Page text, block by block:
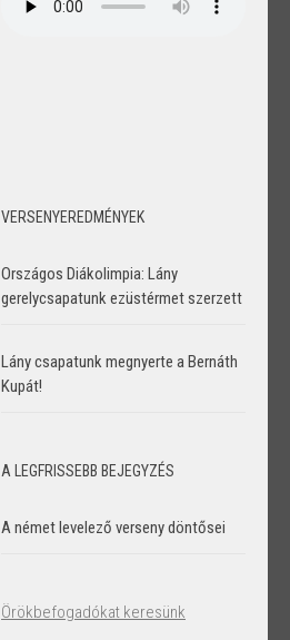
VERSENYEREDMÉNYEK
Országos Diákolimpia: Lány
gerelycsapatunk ezüstérmet szerzett
Lány csapatunk megnyerte a Bernáth
Kupát!
A LEGFRISSEBB BEJEGYZÉS
A német levelező verseny döntősei
Örökbefogadókat keresünk